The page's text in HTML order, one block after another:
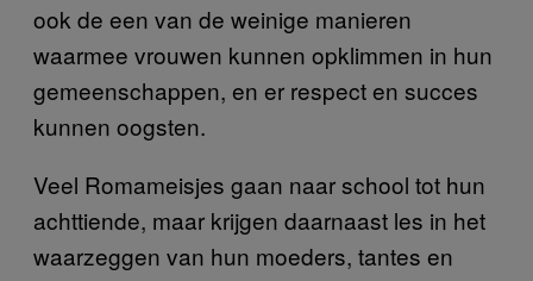
ook de een van de weinige manieren
waarmee vrouwen kunnen opklimmen in hun
gemeenschappen, en er respect en succes
kunnen oogsten.
Veel Romameisjes gaan naar school tot hun
achttiende, maar krijgen daarnaast les in het
waarzeggen van hun moeders, tantes en